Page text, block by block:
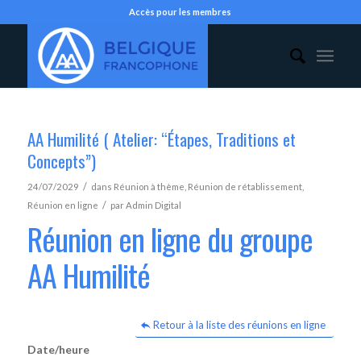
Accès pour les membres
AA Humilité ( Atelier: “Étapes, Traditions et
Concepts”)
24/07/2029 / dans Réunion à thème Réunion de rétablissement,
Réunion en ligne / parAdmin Digital
Réunion en ligne du groupe
AA Humilité
Retour à la liste des réunions en ligne
Date/heure